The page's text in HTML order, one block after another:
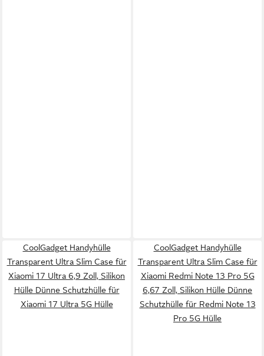
CoolGadget Handyhülle
Transparent Ultra Slim Case für
Xiaomi 17 Ultra 6,9 Zoll, Silikon
Hülle Dünne Schutzhülle für
Xiaomi 17 Ultra 5G Hülle
CoolGadget Handyhülle
Transparent Ultra Slim Case für
Xiaomi Redmi Note 13 Pro 5G
6,67 Zoll, Silikon Hülle Dünne
Schutzhülle für Redmi Note 13
Pro 5G Hülle